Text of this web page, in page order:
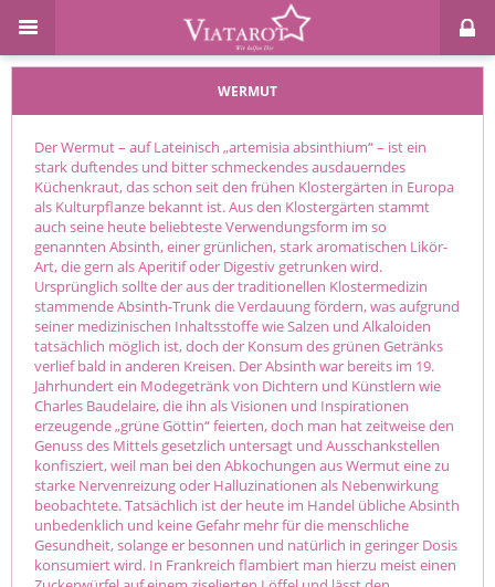
WERMUT
Der Wermut – auf Lateinisch „artemisia absinthium“ – ist ein
stark duftendes und bitter schmeckendes ausdauerndes
Küchenkraut, das schon seit den frühen Klostergärten in Europa
als Kulturpflanze bekannt ist. Aus den Klostergärten stammt
auch seine heute beliebteste Verwendungsform im so
genannten Absinth, einer grünlichen, stark aromatischen Likör-
Art, die gern als Aperitif oder Digestiv getrunken wird.
Ursprünglich sollte der aus der traditionellen Klostermedizin
stammende Absinth-Trunk die Verdauung fördern, was aufgrund
seiner medizinischen Inhaltsstoffe wie Salzen und Alkaloiden
tatsächlich möglich ist, doch der Konsum des grünen Getränks
verlief bald in anderen Kreisen. Der Absinth war bereits im 19.
Jahrhundert ein Modegetränk von Dichtern und Künstlern wie
Charles Baudelaire, die ihn als Visionen und Inspirationen
erzeugende „grüne Göttin“ feierten, doch man hat zeitweise den
Genuss des Mittels gesetzlich untersagt und Ausschankstellen
konfisziert, weil man bei den Abkochungen aus Wermut eine zu
starke Nervenreizung oder Halluzinationen als Nebenwirkung
beobachtete. Tatsächlich ist der heute im Handel übliche Absinth
unbedenklich und keine Gefahr mehr für die menschliche
Gesundheit, solange er besonnen und natürlich in geringer Dosis
konsumiert wird. In Frankreich flambiert man hierzu meist einen